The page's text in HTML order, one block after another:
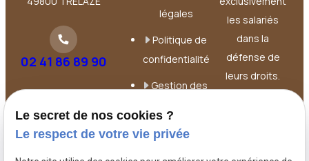
02 41 86 89 90
légales
Politique de
confidentialité
Gestion des
les salariés
dans la
défense de
leurs droits.
Elle intervient à
Le secret de nos cookies ?
Le respect de votre vie privée